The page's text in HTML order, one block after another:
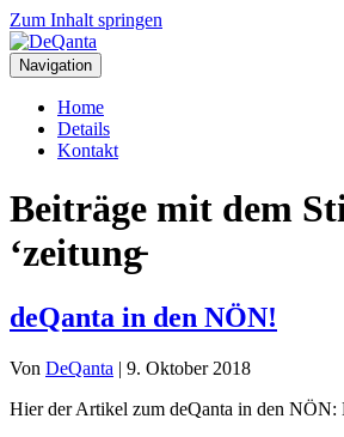
Zum Inhalt springen
Navigation
Home
Details
Kontakt
Beiträge mit dem
‘zeitung̵
deQanta in den NÖN!
Von DeQanta | 9. Oktober 2018
Hier der Artikel zum deQanta in den